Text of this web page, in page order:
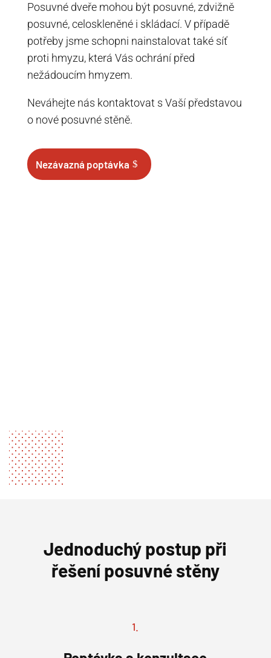
Posuvné dveře mohou být posuvné, zdvižně
posuvné, celoskleněné i skládací. V případě
potřeby jsme schopni nainstalovat také síť
proti hmyzu, která Vás ochrání před
nežádoucím hmyzem.
Neváhejte nás kontaktovat s Vaší představou
o nové posuvné stěně.
Nezávazná poptávka
Jednoduchý postup při
řešení posuvné stěny
1.